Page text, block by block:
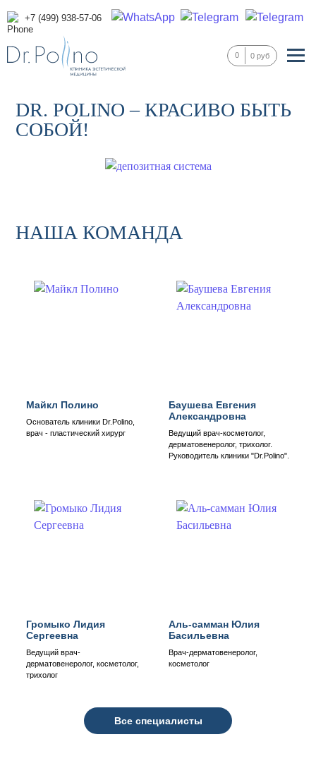
+7 (499) 938-57-06
0 0 руб
DR. POLINO – КРАСИВО БЫТЬ
СОБОЙ!
НАША КОМАНДА
Майкл Полино
Основатель клиники Dr.Polino,
врач - пластический хирург
Баушева Евгения
Александровна
Ведущий врач-косметолог,
дерматовенеролог, трихолог.
Руководитель клиники "Dr.Polino".
Громыко Лидия
Сергеевна
Ведущий врач-
дерматовенеролог, косметолог,
трихолог
Аль-самман Юлия
Басильевна
Врач-дерматовенеролог,
косметолог
Все специалисты